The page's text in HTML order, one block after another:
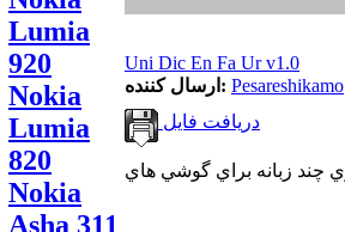
Lumia
920
Nokia
Lumia
820
Nokia
Asha 311
Uni Dic En Fa Ur v1.0
ارسال کننده: Pesareshikamo
دریافت فایل